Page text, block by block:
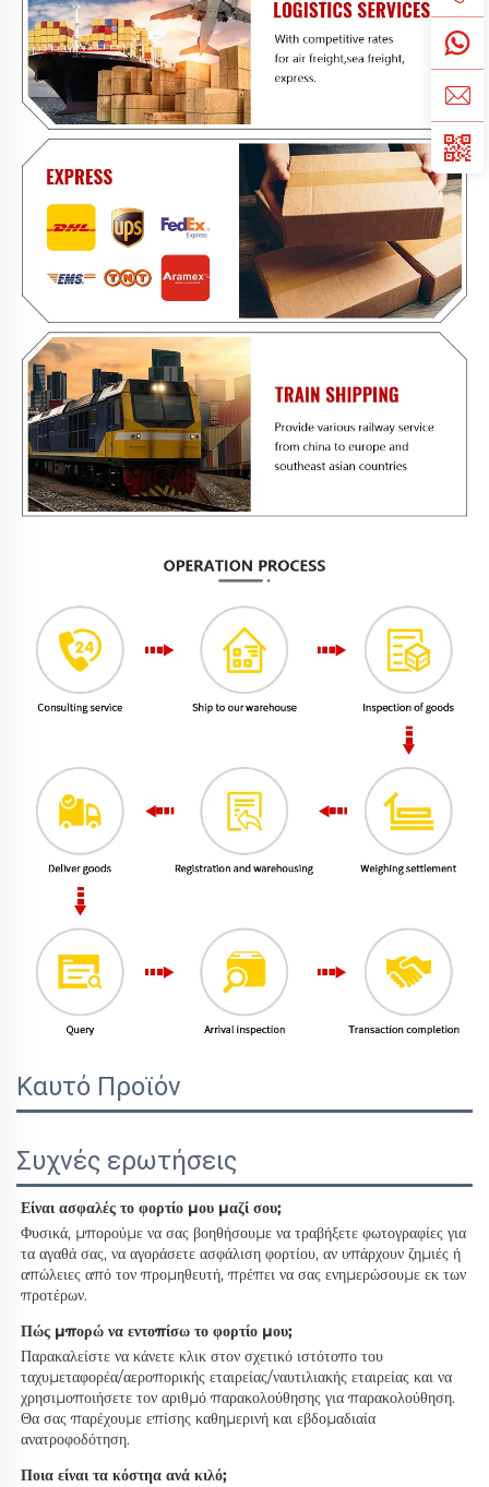
Καυτό Προϊόν
Συχνές ερωτήσεις
Είναι ασφαλές το φορτίο μου μαζί σου;
Φυσικά, μπορούμε να σας βοηθήσουμε να τραβήξετε φωτογραφίες για
τα αγαθά σας, να αγοράσετε ασφάλιση φορτίου, αν υπάρχουν ζημιές ή
απώλειες από τον προμηθευτή, πρέπει να σας ενημερώσουμε εκ των
προτέρων.
Πώς μπορώ να εντοπίσω το φορτίο μου;
Παρακαλείστε να κάνετε κλικ στον σχετικό ιστότοπο του
ταχυμεταφορέα/αεροπορικής εταιρείας/ναυτιλιακής εταιρείας και να
χρησιμοποιήσετε τον αριθμό παρακολούθησης για παρακολούθηση.
Θα σας παρέχουμε επίσης καθημερινή και εβδομαδιαία
ανατροφοδότηση.
Ποια είναι τα κόστηα ανά κιλό;